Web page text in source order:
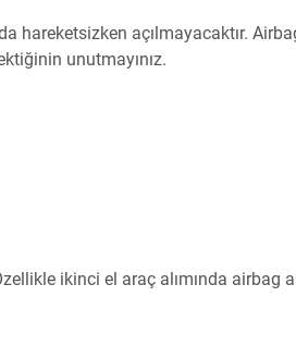
hareketsizken açılmayacaktır.
unutmayınız.
ikinci el araç alımında airbag